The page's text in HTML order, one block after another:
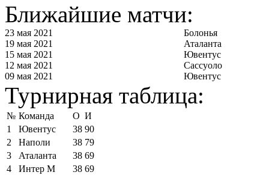
Ближайшие матчи:
23 мая 2021
Болонья
19 мая 2021
Аталанта
15 мая 2021
Ювентус
12 мая 2021
Сассуоло
09 мая 2021
Ювентус
Турнирная таблица:
№ Команда О И
1
Ювентус 38 90
2
Наполи 38 79
3
Аталанта 38 69
4
Интер М 38 69